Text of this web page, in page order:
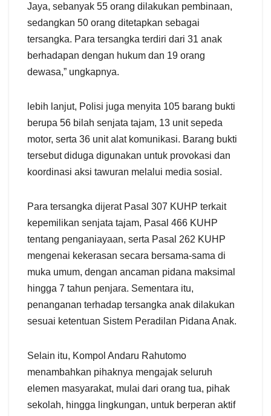
Jaya, sebanyak 55 orang dilakukan pembinaan,
sedangkan 50 orang ditetapkan sebagai
tersangka. Para tersangka terdiri dari 31 anak
berhadapan dengan hukum dan 19 orang
dewasa,” ungkapnya.
lebih lanjut, Polisi juga menyita 105 barang bukti
berupa 56 bilah senjata tajam, 13 unit sepeda
motor, serta 36 unit alat komunikasi. Barang bukti
tersebut diduga digunakan untuk provokasi dan
koordinasi aksi tawuran melalui media sosial.
Para tersangka dijerat Pasal 307 KUHP terkait
kepemilikan senjata tajam, Pasal 466 KUHP
tentang penganiayaan, serta Pasal 262 KUHP
mengenai kekerasan secara bersama-sama di
muka umum, dengan ancaman pidana maksimal
hingga 7 tahun penjara. Sementara itu,
penanganan terhadap tersangka anak dilakukan
sesuai ketentuan Sistem Peradilan Pidana Anak.
Selain itu, Kompol Andaru Rahutomo
menambahkan pihaknya mengajak seluruh
elemen masyarakat, mulai dari orang tua, pihak
sekolah, hingga lingkungan, untuk berperan aktif